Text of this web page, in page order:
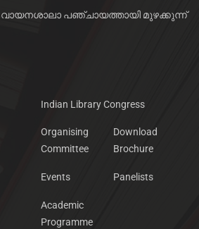
പഞ്ചായത്തായി മുഴക്കുന്ന്
Indian Library Congress
Organising
Committee
Download
Brochure
Events Panelists
Academic
Programme